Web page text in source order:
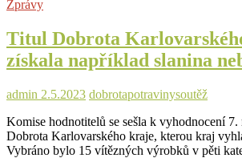
Zprávy
Titul Dobrota
získala například slanina
admin 2.5.2023 dobrotapotravinysoutěž
Komise hodnotitelů se sešla k vyhodnocení 7.
Dobrota Karlovarského kraje, kterou kraj
Vybráno bylo 15 vítězných výrobků v pěti